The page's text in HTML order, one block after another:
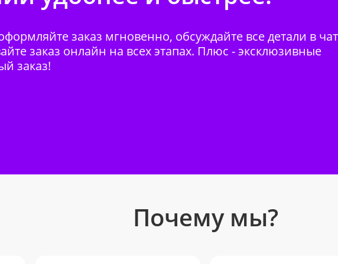
заказ мгновенно, обсуждайте все детали в
заказ онлайн на всех этапах. Плюс - эксклюзивные
заказ!
Почему мы?